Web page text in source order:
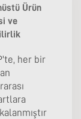
Ürün
ve
her bir